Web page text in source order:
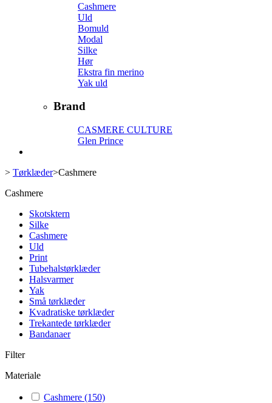
Cashmere
Uld
Bomuld
Modal
Silke
Hør
Ekstra fin merino
Yak uld
Brand
CASMERE CULTURE
Glen Prince
> Tørklæder>Cashmere
Cashmere
Skotsktern
Silke
Cashmere
Uld
Print
Tubehalstørklæder
Halsvarmer
Yak
Små tørklæder
Kvadratiske tørklæder
Trekantede tørklæder
Bandanaer
Filter
Materiale
Cashmere (150)